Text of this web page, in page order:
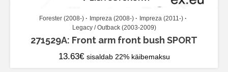
Forester (2008-) Impreza (2008-)
Impreza (2011-)
Legacy / Outback (2003-2009)
271529A: Front arm front bush SPORT
13.63€ sisaldab 22% käibemaksu